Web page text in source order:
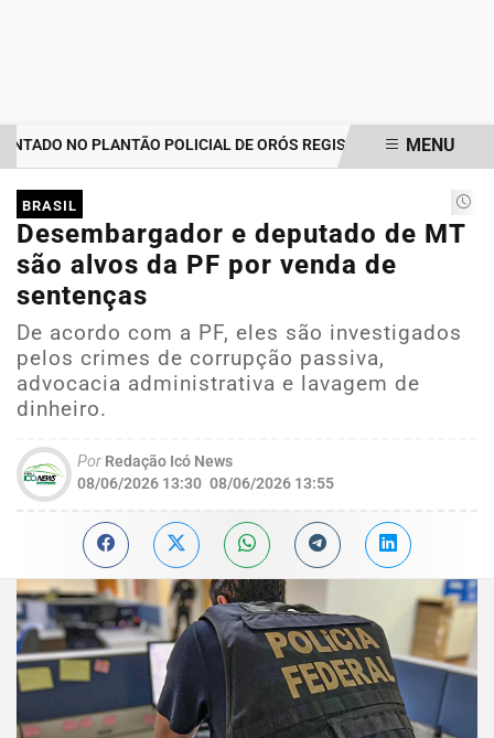
NO PLANTÃO POLICIAL DE ORÓS REGISTRA IMPORTUNAÇÃO
EM ALTA
MENU
BRASIL
Desembargador e deputado de MT
são alvos da PF por venda de
sentenças
De acordo com a PF, eles são investigados
pelos crimes de corrupção passiva,
advocacia administrativa e lavagem de
dinheiro.
Por Redação Icó News
08/06/2026 13:30 08/06/2026 13:55